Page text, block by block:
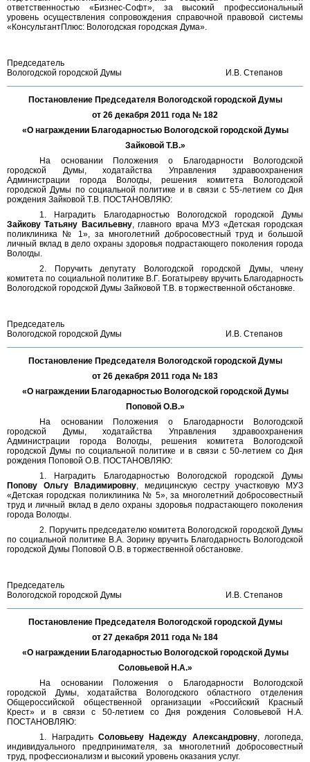
ответственностью «Бизнес-Софт», за высокий профессиональный
уровень осуществления сопровождения справочной правовой системы
«КонсультантПлюс: Вологодская городская Дума».
Председатель
Вологодской городской Думы
И.В. Степанов
Постановление Председателя Вологодской городской Думы
от 26 декабря 2011 года № 182
«О награждении Благодарностью Вологодской городской Думы
Зайковой Т.В.»
На основании Положения о Благодарности Вологодской
городской Думы, ходатайства Управления здравоохранения
Администрации города Вологды, решения комитета Вологодской
городской Думы по социальной политике и в связи с 55-летием со Дня
рождения Зайковой Т.В. ПОСТАНОВЛЯЮ:
1. Наградить Благодарностью Вологодской городской Думы
Зайкову Татьяну Васильевну, главного врача МУЗ «Детская городская
поликлиника № 1», за многолетний добросовестный труд и большой
личный вклад в дело охраны здоровья подрастающего поколения города
Вологды.
2. Поручить депутату Вологодской городской Думы, члену
комитета по социальной политике В.Г. Богатыреву вручить Благодарность
Вологодской городской Думы Зайковой Т.В. в торжественной обстановке.
Председатель
Вологодской городской Думы
И.В. Степанов
Постановление Председателя Вологодской городской Думы
от 26 декабря 2011 года № 183
«О награждении Благодарностью Вологодской городской Думы
Поповой О.В.»
На основании Положения о Благодарности Вологодской
городской Думы, ходатайства Управления здравоохранения
Администрации города Вологды, решения комитета Вологодской
городской Думы по социальной политике и в связи с 50-летием со Дня
рождения Поповой О.В. ПОСТАНОВЛЯЮ:
1. Наградить Благодарностью Вологодской городской Думы
Попову Ольгу Владимировну, медицинскую сестру участковую МУЗ
«Детская городская поликлиника № 5», за многолетний добросовестный
труд и личный вклад в дело охраны здоровья подрастающего поколения
города Вологды.
2. Поручить председателю комитета Вологодской городской Думы
по социальной политике В.А. Зорину вручить Благодарность Вологодской
городской Думы Поповой О.В. в торжественной обстановке.
Председатель
Вологодской городской Думы
И.В. Степанов
Постановление Председателя Вологодской городской Думы
от 27 декабря 2011 года № 184
«О награждении Благодарностью Вологодской городской Думы
Соловьевой Н.А.»
На основании Положения о Благодарности Вологодской
городской Думы, ходатайства Вологодского областного отделения
Общероссийской общественной организации «Российский Красный
Крест» и в связи с 50-летием со Дня рождения Соловьевой Н.А.
ПОСТАНОВЛЯЮ:
1. Наградить Соловьеву Надежду Александровну, логопеда,
индивидуального предпринимателя, за многолетний добросовестный
труд, профессионализм и высокий уровень оказания услуг.